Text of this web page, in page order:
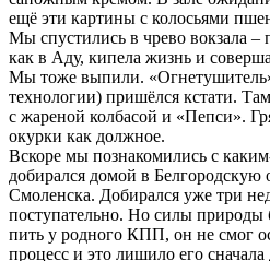
ещё эти картины с колосьями
Мы спустились в чрево вокзала –
как в Аду, кипела жизнь и
Мы тоже выпили.
технологии) пришёлся кстати.
с жареной колбасой и «Пепси».
окурки как должное.
Вскоре мы познакомились с
добирался домой в Белгородскую
Смоленска. Добирался уже три
поступательно. Но силы
пить у родного КПП, он не смог
процесс и это лишило его сначала